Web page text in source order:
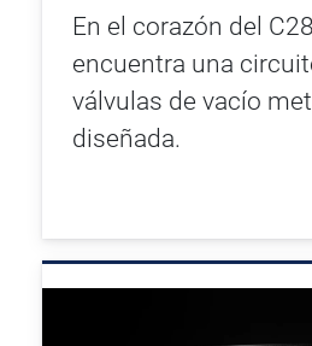
En el corazón del
encuentra una
válvulas de vacío
diseñada.